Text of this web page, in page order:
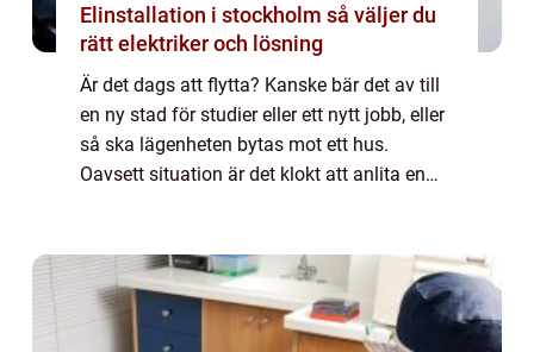
Elinstallation i stockholm så väljer du
rätt elektriker och lösning
Är det dags att flytta? Kanske bär det av till
en ny stad för studier eller ett nytt jobb, eller
så ska lägenheten bytas mot ett hus.
Oavsett situation är det klokt att anlita en